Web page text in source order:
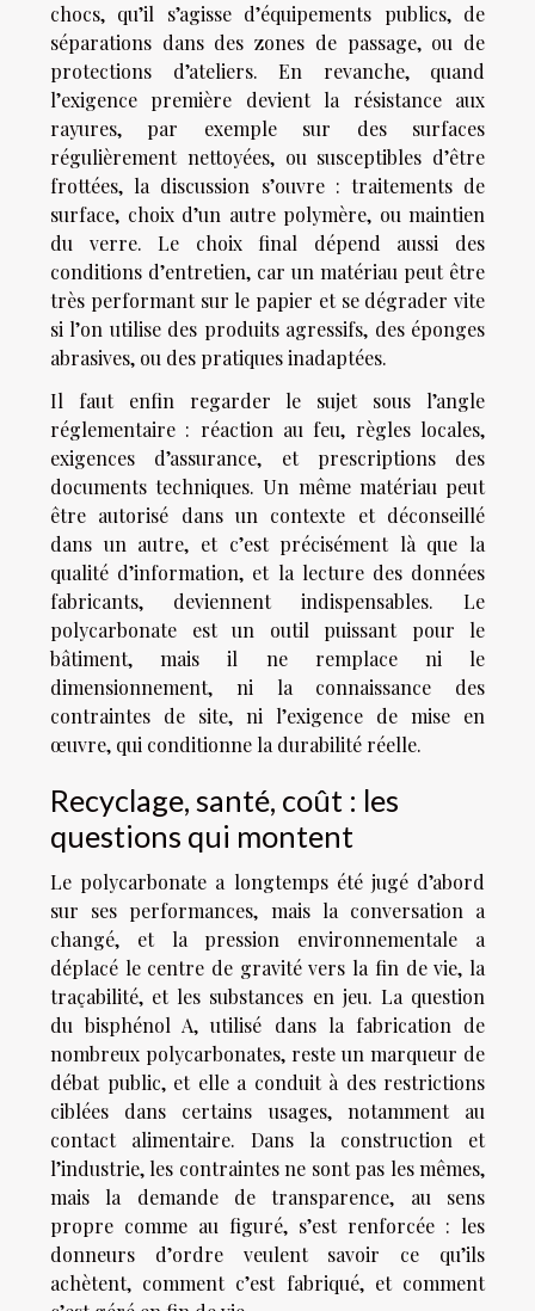
chocs, qu’il s’agisse d’équipements publics, de
séparations dans des zones de passage, ou de
protections d’ateliers. En revanche, quand
l’exigence première devient la résistance aux
rayures, par exemple sur des surfaces
régulièrement nettoyées, ou susceptibles d’être
frottées, la discussion s’ouvre : traitements de
surface, choix d’un autre polymère, ou maintien
du verre. Le choix final dépend aussi des
conditions d’entretien, car un matériau peut être
très performant sur le papier et se dégrader vite
si l’on utilise des produits agressifs, des éponges
abrasives, ou des pratiques inadaptées.
Il faut enfin regarder le sujet sous l’angle
réglementaire : réaction au feu, règles locales,
exigences d’assurance, et prescriptions des
documents techniques. Un même matériau peut
être autorisé dans un contexte et déconseillé
dans un autre, et c’est précisément là que la
qualité d’information, et la lecture des données
fabricants, deviennent indispensables. Le
polycarbonate est un outil puissant pour le
bâtiment, mais il ne remplace ni le
dimensionnement, ni la connaissance des
contraintes de site, ni l’exigence de mise en
œuvre, qui conditionne la durabilité réelle.
Recyclage, santé, coût : les
questions qui montent
Le polycarbonate a longtemps été jugé d’abord
sur ses performances, mais la conversation a
changé, et la pression environnementale a
déplacé le centre de gravité vers la fin de vie, la
traçabilité, et les substances en jeu. La question
du bisphénol A, utilisé dans la fabrication de
nombreux polycarbonates, reste un marqueur de
débat public, et elle a conduit à des restrictions
ciblées dans certains usages, notamment au
contact alimentaire. Dans la construction et
l’industrie, les contraintes ne sont pas les mêmes,
mais la demande de transparence, au sens
propre comme au figuré, s’est renforcée : les
donneurs d’ordre veulent savoir ce qu’ils
achètent, comment c’est fabriqué, et comment